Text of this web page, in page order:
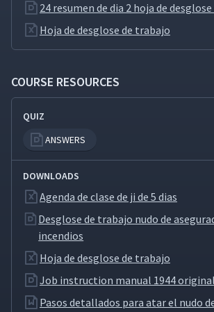
17 Día 3: Resumen del Día 3
19
20 Especiales
21 Día 4: Resumen del Día 4
22 Día 5: Práctica de
Instrucción
24 resumen de dia 2 hoja de
Hoja de desglose de trabajo
COURSE RESOURCES
QUIZ
ANSWERS
DOWNLOADS
Agenda de clase de ji de 5 dias
Desglose de trabajo nudo de
incendios
Hoja de desglose de trabajo
Job instruction manual 1944 original
Pasos detallados para atar el nudo